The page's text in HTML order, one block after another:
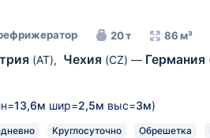
20 т 86 м³
(AT), Чехия (CZ) — Германия
13,6м шир=2,5м выс=3м)
Круглосуточно Обрешетка